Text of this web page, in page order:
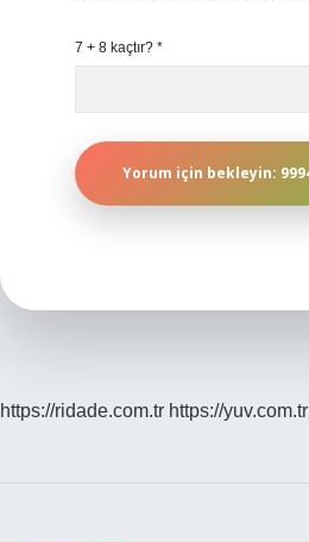
7 + 8 kaçtır? *
https://ridade.com.tr https://yuv.com.tr